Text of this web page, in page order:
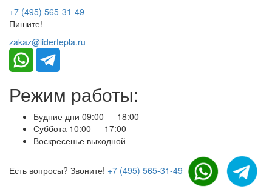
+7 (495) 565-31-49
Пишите!
zakaz@lidertepla.ru
Режим работы:
Будние дни 09:00 — 18:00
Суббота 10:00 — 17:00
Воскресенье выходной
Есть вопросы? Звоните! +7 (495) 565-31-49